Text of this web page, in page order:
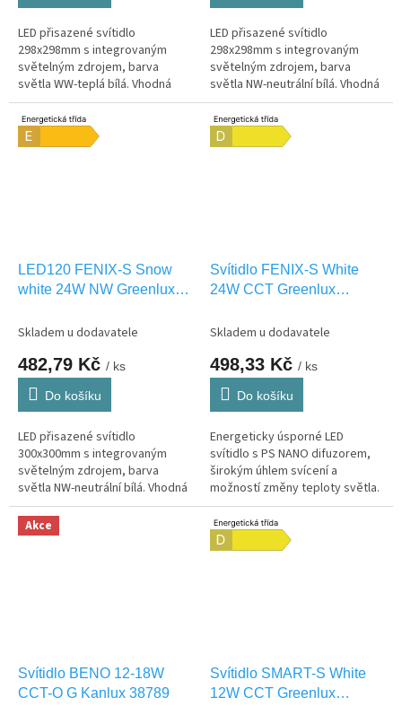
LED přisazené svítidlo
298x298mm s integrovaným
světelným zdrojem, barva
světla WW-teplá bílá. Vhodná
pouze pro INTERIEROVÉ
osvětlení IP20
LED přisazené svítidlo
298x298mm s integrovaným
světelným zdrojem, barva
světla NW-neutrální bílá. Vhodná
pouze pro INTERIEROVÉ
osvětlení IP20
LED120 FENIX-S Snow
white 24W NW Greenlux
Skladem u dodavatele
482,79 Kč / ks
Do košíku
LED přisazené svítidlo
300x300mm s integrovaným
světelným zdrojem, barva
světla NW-neutrální bílá. Vhodná
pouze pro INTERIEROVÉ
osvětlení IP20
Svítidlo FENIX-S White
24W CCT Greenlux
Skladem u dodavatele
498,33 Kč / ks
Do košíku
Energeticky úsporné LED
svítidlo s PS NANO difuzorem,
širokým úhlem svícení a
možností změny teploty světla.
Akce
Svítidlo BENO 12-18W
CCT-O G Kanlux 38789
Svítidlo SMART-S White
12W CCT Greenlux